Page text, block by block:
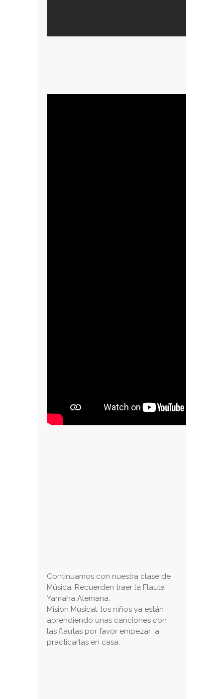
Continuamos con nuestra clase de
Música. Recuerden traer la Flauta
Yamaha Alemana.
Misión Musical: los niños ya están
aprendiendo unas canciones con
las flautas por favor empezar a
practicarlas en casa.